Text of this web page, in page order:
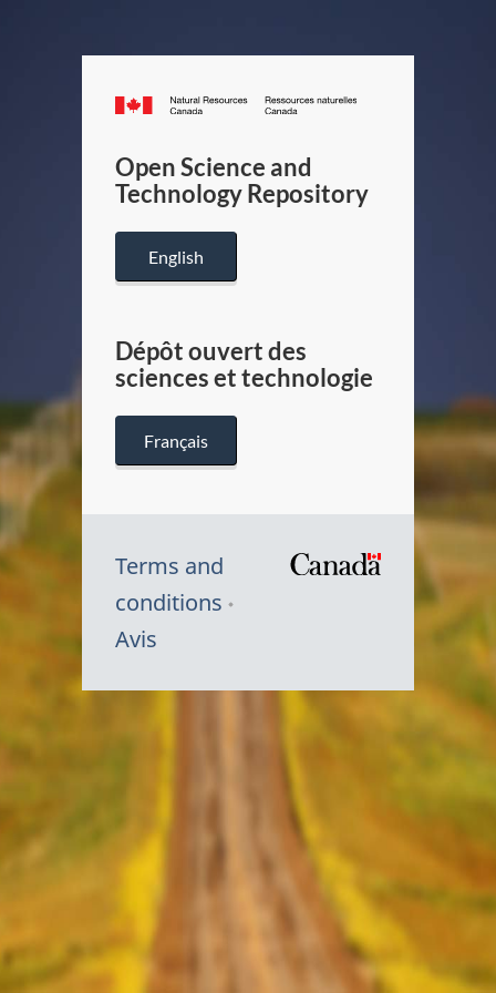
Canada.ca
/
Canada
Open Science and
Technology Repository
English
Dépôt ouvert des
sciences et technologie
Français
Terms and
conditions
Avis
Symbole
Canada